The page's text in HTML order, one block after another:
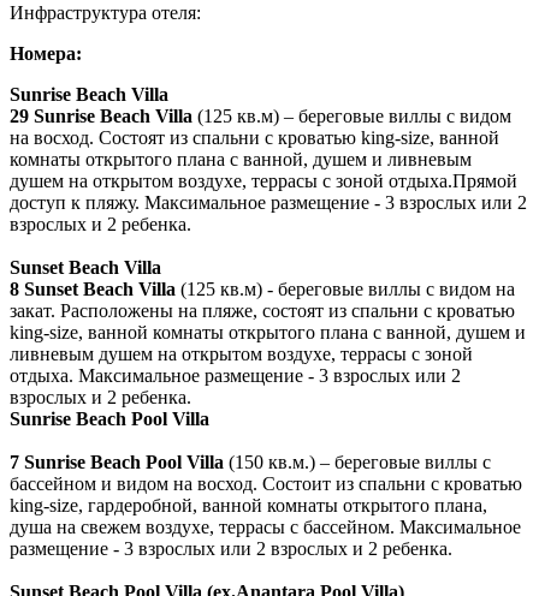
Инфраструктура отеля:
Номера:
Sunrise Beach Villa
29 Sunrise Beach Villa (125 кв.м) – береговые виллы с видом
на восход. Cостоят из спальни с кроватью king-size, ванной
комнаты открытого плана с ванной, душем и ливневым
душем на открытом воздухе, террасы с зоной отдыха.Прямой
доступ к пляжу. Максимальное размещение - 3 взрослых или 2
взрослых и 2 ребенка.
Sunset Beach Villa
8 Sunset Beach Villa (125 кв.м) - береговые виллы с видом на
закат. Расположены на пляже, состоят из спальни с кроватью
king-size, ванной комнаты открытого плана с ванной, душем и
ливневым душем на открытом воздухе, террасы с зоной
отдыха. Максимальное размещение - 3 взрослых или 2
взрослых и 2 ребенка.
Sunrise Beach Pool Villa
7 Sunrise Beach Pool Villa (150 кв.м.) – береговые виллы с
бассейном и видом на восход. Состоит из спальни с кроватью
king-size, гардеробной, ванной комнаты открытого плана,
душа на свежем воздухе, террасы с бассейном. Максимальное
размещение - 3 взрослых или 2 взрослых и 2 ребенка.
Sunset Beach Pool Villa (ex.Anantara Pool Villa)